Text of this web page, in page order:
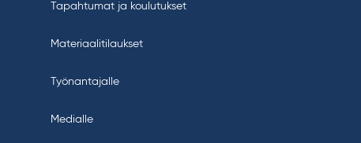
Tapahtumat ja koulutukset
Materiaalitilaukset
Työnantajalle
Medialle